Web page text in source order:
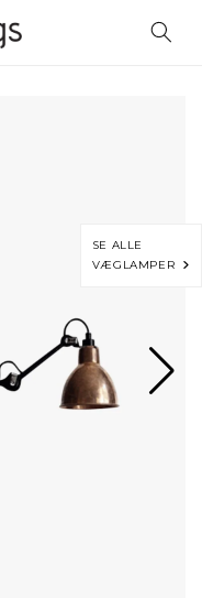
SE ALLE
VÆGLAMPER